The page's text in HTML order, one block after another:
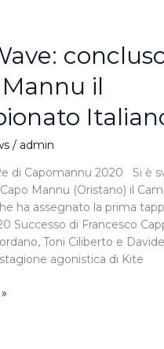
il
/ admin
di Capomannu 2020 Si è
Mannu (Oristano) il
ha assegnato la prima
Successo di Francesco
Toni Ciliberto e
agonistica di Kite